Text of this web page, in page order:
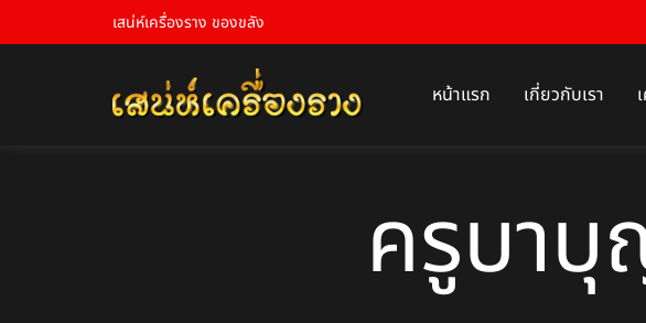
เสน่ห์เครื่องราง ของขลัง
หน้าแรก เกี่ยวกับเรา
ครูบา